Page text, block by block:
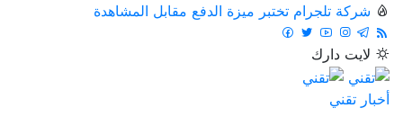
شركة تلجرام تختبر ميزة الدفع مقابل المشاهدة
لايت دارك
أخبار تقني